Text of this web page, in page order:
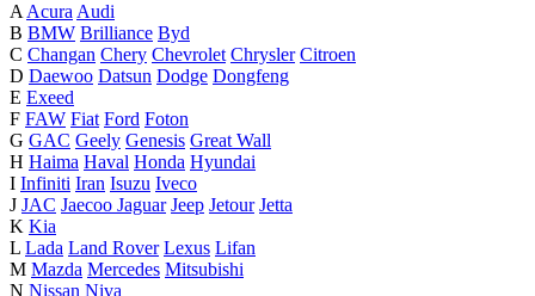
A Acura Audi
B BMW Brilliance Byd
C Changan Chery Chevrolet Chrysler Citroen
D Daewoo Datsun Dodge Dongfeng
E Exeed
F FAW Fiat Ford Foton
G GAC Geely Genesis Great Wall
H Haima Haval Honda Hyundai
I Infiniti Iran Isuzu Iveco
J JAC Jaecoo Jaguar Jeep Jetour Jetta
K Kia
L Lada Land Rover Lexus Lifan
M Mazda Mercedes Mitsubishi
N Nissan Niva